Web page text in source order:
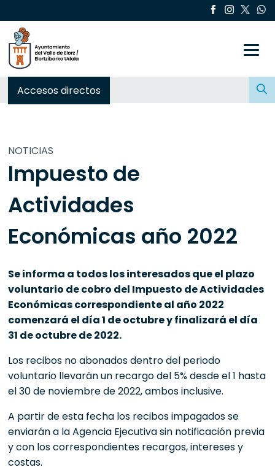
Accesos directos
Buscar:
NOTICIAS
Impuesto de
Actividades
Económicas año 2022
Se informa a todos los interesados que el plazo
voluntario de cobro del Impuesto de Actividades
Económicas correspondiente al año 2022
comenzará el día 1 de octubre y finalizará el día
31 de octubre de 2022.
Los recibos no abonados dentro del periodo
voluntario llevarán un recargo del 5% desde el 1 hasta
el 30 de noviembre de 2022, ambos inclusive.
A partir de esta fecha los recibos impagados se
enviarán a la Agencia Ejecutiva sin notificación previa
y con los correspondientes recargos, intereses y
costas.